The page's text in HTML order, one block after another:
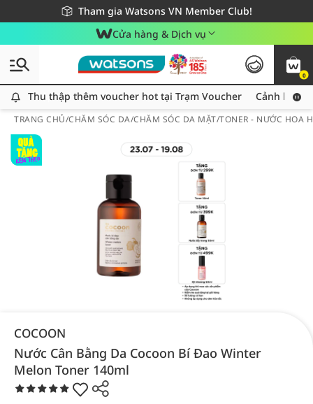
Tham gia Watsons VN Member Club!
Miễn phí giao hàng cho đơn hàng từ 249,000Đ
Giao hàng nhanh 24h - Áp dụng khu vực TP. Hồ Chí Minh
Cửa hàng & Dịch vụ
0
Thu thập thêm voucher hot tại Trạm Voucher
Thu thập thêm voucher hot tại Trạm Voucher Cảnh báo
TRANG CHỦ/CHĂM SÓC DA/CHĂM SÓC DA MẶT/TONER - NƯỚC HOA
COCOON
Nước Cân Bằng Da Cocoon Bí Đao Winter
Melon Toner 140ml